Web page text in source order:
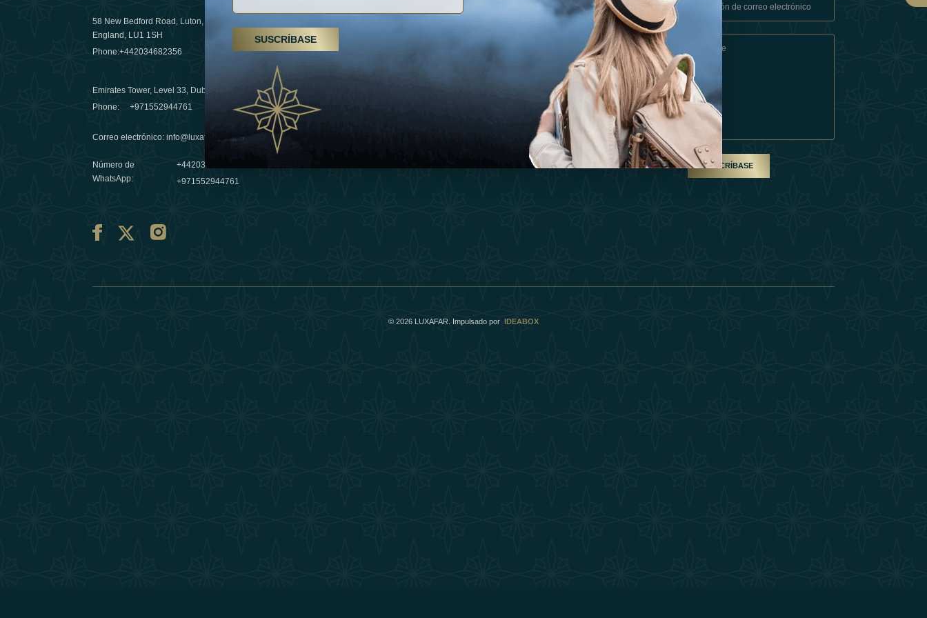
58 New Bedford Road, Luton,
England, LU1 1SH
Phone:+442034682356
Emirates Tower, Level 33, Dubai, UAE
Phone:+971552944761
Correo electrónico:info@luxafar.com
Número de
WhatsApp:
+442034682356
+971552944761
Senderismo, tratamientos de spa y yoga: los
Emiratos Árabes Unidos se erigen como un
03 April 2025
Évasions hivernales pour les voyageurs des
Émirats: redéfinir le voyage de luxe
10 March 2025
Esperienza
Términos Y Condiciones
Conviértase En Socio
Our Team
SUSCRÍBASE
© 2026 LUXAFAR. Impulsado por IDEABOX
SUSCRÍBASE